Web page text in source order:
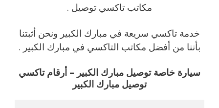
مكاتب تاكسي توصيل .
خدمة تاكسي سريعة في مبارك الكبير ونحن أثبتنا
بأننا من أفضل مكاتب التاكسي في مبارك الكبير .
سيارة خاصة توصيل مبارك الكبير – أرقام تاكسي
توصيل مبارك الكبير